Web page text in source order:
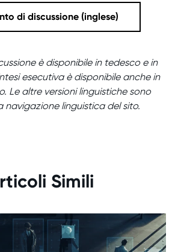
di discussione (inglese)
è disponibile in tedesco e in
esecutiva è disponibile anche in
Le altre versioni linguistiche sono
navigazione linguistica del sito.
Simili
sperimentazione
e rapporti